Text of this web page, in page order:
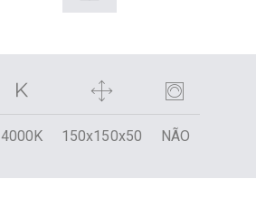
4000K 150x150x50 NÃO